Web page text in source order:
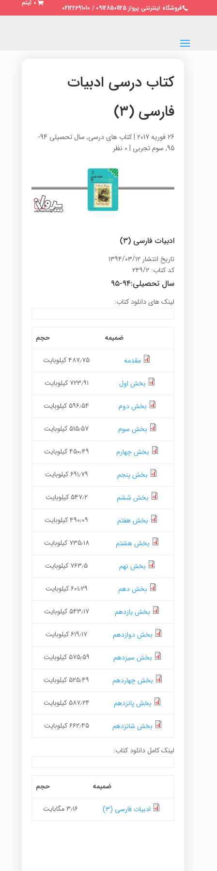
فروشگاه اینترنتی پرواز 09128501125 / 02122691010
0 آیتم
کتاب درسی ادبیات
فارسی (۳)
26 فوریه 2017 |کتاب های درسی,
سال تحصیلی 94-
95
, سوم تجربی | 0 نظر
ادبیات فارسی (۳)
تاریخ انتشار ۱۳۹۴/۰۳/۱۲
کد کتاب: ۲۴۹/۲
سال تحصیلی:۹۴-۹۵
لینک های دانلود کتاب:
ضمیمه حجم
مقدمه ۴۸۷٫۷۵ کیلوبایت
بخش اول ۷۲۳٫۹۱ کیلوبایت
بخش دوم ۵۹۶٫۵۴ کیلوبایت
بخش سوم ۵۱۵٫۵۷ کیلوبایت
بخش چهارم ۴۵۰٫۴۹ کیلوبایت
بخش پنجم ۶۹۱٫۷۹ کیلوبایت
بخش ششم ۵۴۷٫۲ کیلوبایت
بخش هفتم ۴۹۰٫۰۹ کیلوبایت
بخش هشتم ۷۳۵٫۱۸ کیلوبایت
بخش نهم ۷۶۳٫۵ کیلوبایت
بخش دهم ۶۰۱٫۲۹ کیلوبایت
بخش یازدهم ۵۴۳٫۱۷ کیلوبایت
بخش دوازدهم ۶۱۹٫۱۷ کیلوبایت
بخش سیزدهم ۵۷۵٫۵۹ کیلوبایت
بخش چهاردهم ۵۲۵٫۴۹ کیلوبایت
بخش پانزدهم ۵۸۷٫۲۴ کیلوبایت
بخش شانزدهم ۶۶۲٫۴۵ کیلوبایت
لینک کامل دانلود کتاب:
ضمیمه حجم
ادبیات فارسی (۳) ۳٫۱۶ مگابایت